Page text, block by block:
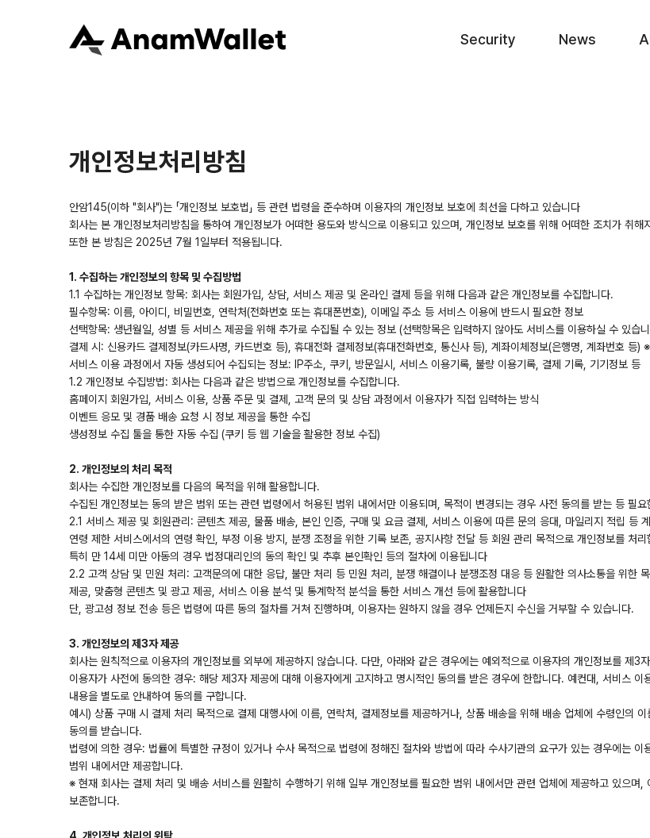
Security News
개인정보처리방침
안암145(이하 "회사")는 「개인정보 보호법」 등 관련 법령을 준수하며 이용자의 개인정보 보호에 최선을 다하고 있습니다
회사는 본 개인정보처리방침을 통하여 개인정보가 어떠한 용도와 방식으로 이용되고 있으며, 개인정보 보호를 위해 어떠한 조치가 취해
또한 본 방침은 2025년 7월 1일부터 적용됩니다.
1. 수집하는 개인정보의 항목 및 수집방법
1.1 수집하는 개인정보 항목: 회사는 회원가입, 상담, 서비스 제공 및 온라인 결제 등을 위해 다음과 같은 개인정보를 수집합니다.
필수항목: 이름, 아이디, 비밀번호, 연락처(전화번호 또는 휴대폰번호), 이메일 주소 등 서비스 이용에 반드시 필요한 정보
선택항목: 생년월일, 성별 등 서비스 제공을 위해 추가로 수집될 수 있는 정보 (선택항목은 입력하지 않아도 서비스를 이용하실 수 있습
결제 시: 신용카드 결제정보(카드사명, 카드번호 등), 휴대전화 결제정보(휴대전화번호, 통신사 등), 계좌이체정보(은행명, 계좌번호 등)
서비스 이용 과정에서 자동 생성되어 수집되는 정보: IP주소, 쿠키, 방문일시, 서비스 이용기록, 불량 이용기록, 결제 기록, 기기정보 등
1.2 개인정보 수집방법: 회사는 다음과 같은 방법으로 개인정보를 수집합니다.
홈페이지 회원가입, 서비스 이용, 상품 주문 및 결제, 고객 문의 및 상담 과정에서 이용자가 직접 입력하는 방식
이벤트 응모 및 경품 배송 요청 시 정보 제공을 통한 수집
생성정보 수집 툴을 통한 자동 수집 (쿠키 등 웹 기술을 활용한 정보 수집)
2. 개인정보의 처리 목적
회사는 수집한 개인정보를 다음의 목적을 위해 활용합니다.
수집된 개인정보는 동의 받은 범위 또는 관련 법령에서 허용된 범위 내에서만 이용되며, 목적이 변경되는 경우 사전 동의를 받는 등 필
2.1 서비스 제공 및 회원관리: 콘텐츠 제공, 물품 배송, 본인 인증, 구매 및 요금 결제, 서비스 이용에 따른 문의 응대, 마일리지 적립 등
연령 제한 서비스에서의 연령 확인, 부정 이용 방지, 분쟁 조정을 위한 기록 보존, 공지사항 전달 등 회원 관리 목적으로 개인정보를 처리
특히 만 14세 미만 아동의 경우 법정대리인의 동의 확인 및 추후 본인확인 등의 절차에 이용됩니다
2.2 고객 상담 및 민원 처리: 고객문의에 대한 응답, 불만 처리 등 민원 처리, 분쟁 해결이나 분쟁조정 대응 등 원활한 의사소통을 위한
제공, 맞춤형 콘텐츠 및 광고 제공, 서비스 이용 분석 및 통계학적 분석을 통한 서비스 개선 등에 활용합니다
단, 광고성 정보 전송 등은 법령에 따른 동의 절차를 거쳐 진행하며, 이용자는 원하지 않을 경우 언제든지 수신을 거부할 수 있습니다.
3. 개인정보의 제3자 제공
회사는 원칙적으로 이용자의 개인정보를 외부에 제공하지 않습니다. 다만, 아래와 같은 경우에는 예외적으로 이용자의 개인정보를 제3
이용자가 사전에 동의한 경우: 해당 제3자 제공에 대해 이용자에게 고지하고 명시적인 동의를 받은 경우에 한합니다. 예컨대, 서비스
내용을 별도로 안내하여 동의를 구합니다.
예시) 상품 구매 시 결제 처리 목적으로 결제 대행사에 이름, 연락처, 결제정보를 제공하거나, 상품 배송을 위해 배송 업체에 수령인의
동의를 받습니다.
법령에 의한 경우: 법률에 특별한 규정이 있거나 수사 목적으로 법령에 정해진 절차와 방법에 따라 수사기관의 요구가 있는 경우에는
범위 내에서만 제공합니다.
※ 현재 회사는 결제 처리 및 배송 서비스를 원활히 수행하기 위해 일부 개인정보를 필요한 범위 내에서만 관련 업체에 제공하고 있으
보존합니다.